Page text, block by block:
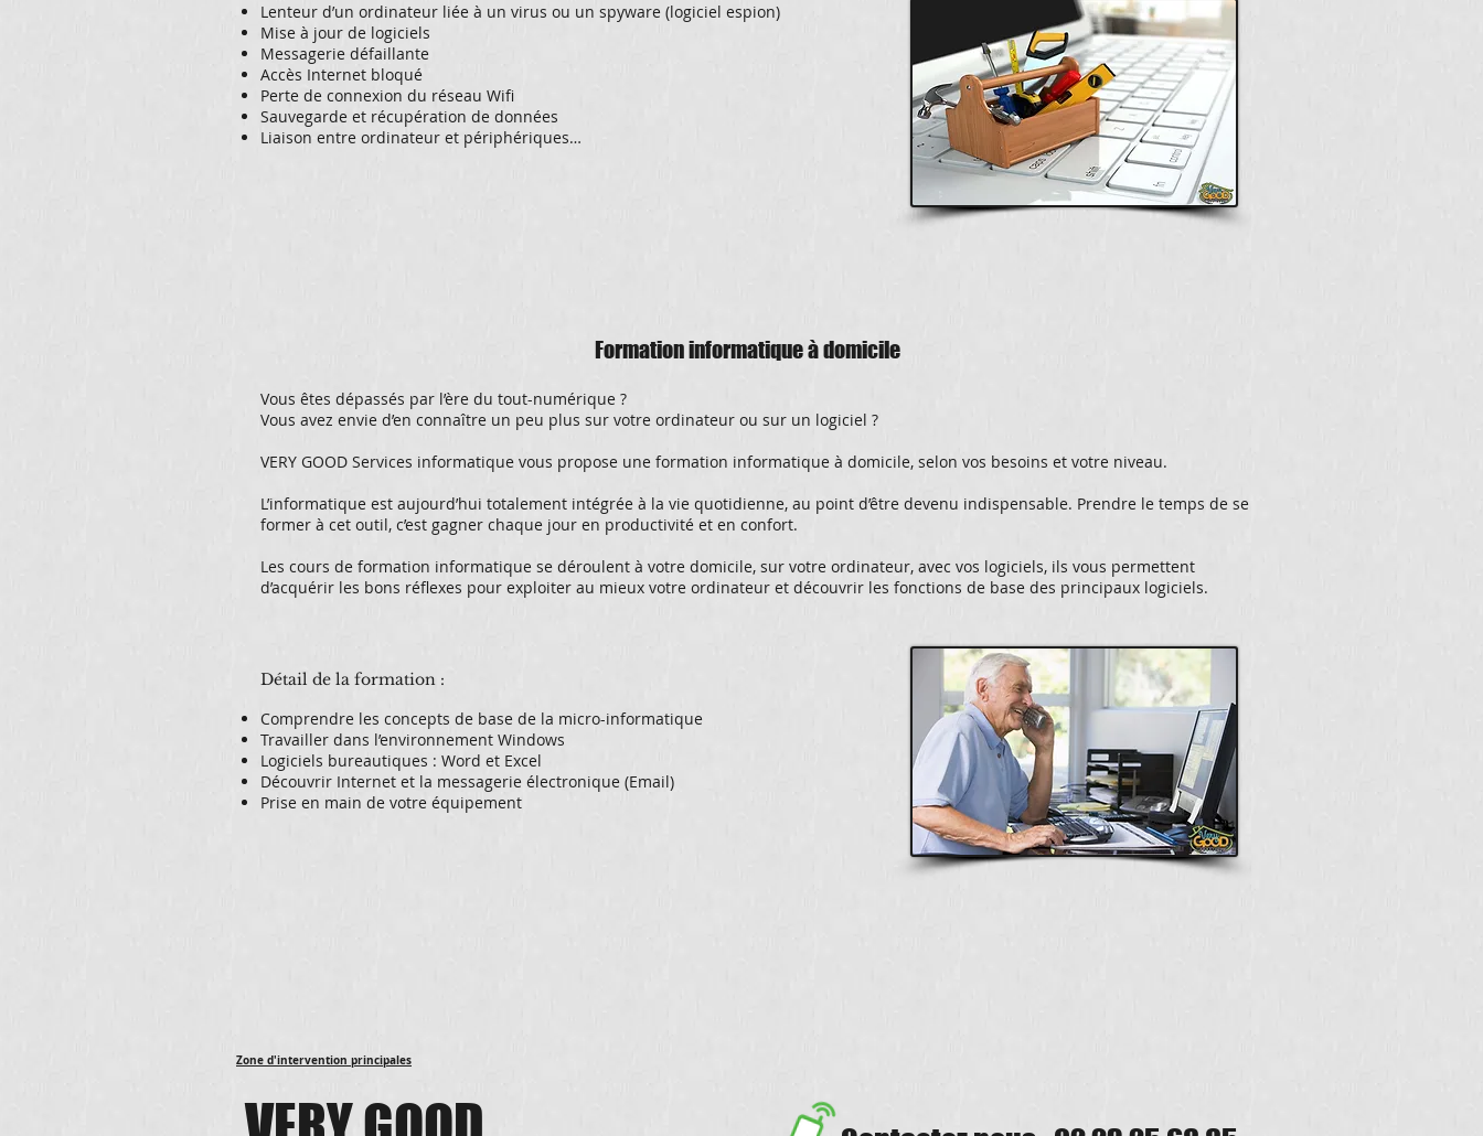
Lenteur d’un ordinateur liée à un virus ou un spyware (logiciel espion)
Mise à jour de logiciels
Messagerie défaillante
Accès Internet bloqué
Perte de connexion du réseau Wifi
Sauvegarde et récupération de données
Liaison entre ordinateur et périphériques…
Formation informatique à domicile
Vous êtes dépassés par l’ère du tout-numérique ?
Vous avez envie d’en connaître un peu plus sur votre ordinateur ou sur un logiciel ?
VERY GOOD Services informatique vous propose une formation informatique à domicile, selon vos besoins et votre niveau.
L’informatique est aujourd’hui totalement intégrée à la vie quotidienne, au point d’être devenu indispensable. Prendre le temps de se
former à cet outil, c’est gagner chaque jour en productivité et en confort.
Les cours de formation informatique se déroulent à votre domicile, sur votre ordinateur, avec vos logiciels, ils vous permettent
d’acquérir les bons réflexes pour exploiter au mieux votre ordinateur et découvrir les fonctions de base des principaux logiciels.
Détail de la formation :
Comprendre les concepts de base de la micro-informatique
Travailler dans l’environnement Windows
Logiciels bureautiques : Word et Excel
Découvrir Internet et la messagerie électronique (Email)
Prise en main de votre équipement
Zone d'intervention principales